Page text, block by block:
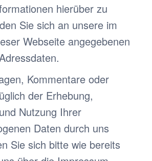
hierüber zu
Sie sich an unsere im
Webseite angegebenen
Kommentare oder
der Erhebung,
Nutzung Ihrer
Daten durch uns
Sie sich bitte wie bereits